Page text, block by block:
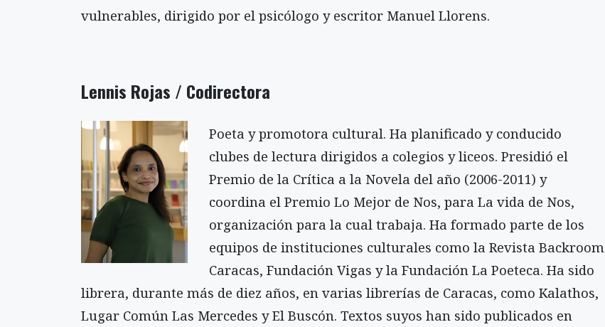
vulnerables, dirigido por el psicólogo y escritor Manuel Llorens.
Lennis Rojas / Codirectora
Poeta y promotora cultural. Ha planificado y conducido
clubes de lectura dirigidos a colegios y liceos. Presidió el
Premio de la Crítica a la Novela del año (2006-2011) y
coordina el Premio Lo Mejor de Nos, para La vida de Nos,
organización para la cual trabaja. Ha formado parte de los
equipos de instituciones culturales como la Revista Backroom
Caracas, Fundación Vigas y la Fundación La Poeteca. Ha sido
librera, durante más de diez años, en varias librerías de Caracas, como Kalathos,
Lugar Común Las Mercedes y El Buscón. Textos suyos han sido publicados en